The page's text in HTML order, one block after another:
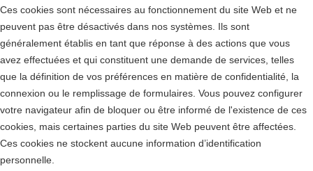
Ces cookies sont nécessaires au fonctionnement du site Web et ne
peuvent pas être désactivés dans nos systèmes. Ils sont
généralement établis en tant que réponse à des actions que vous
avez effectuées et qui constituent une demande de services, telles
que la définition de vos préférences en matière de confidentialité, la
connexion ou le remplissage de formulaires. Vous pouvez configurer
votre navigateur afin de bloquer ou être informé de l'existence de ces
cookies, mais certaines parties du site Web peuvent être affectées.
Ces cookies ne stockent aucune information d’identification
personnelle.